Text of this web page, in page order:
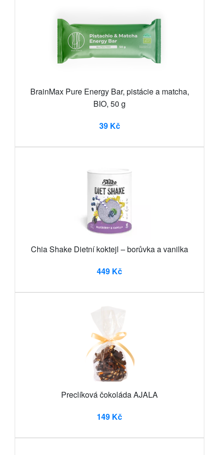
BrainMax Pure Energy Bar, pistácie a matcha,
BIO, 50 g
39 Kč
Chia Shake Dietní koktejl – borůvka a vanilka
449 Kč
Preclíková čokoláda AJALA
149 Kč